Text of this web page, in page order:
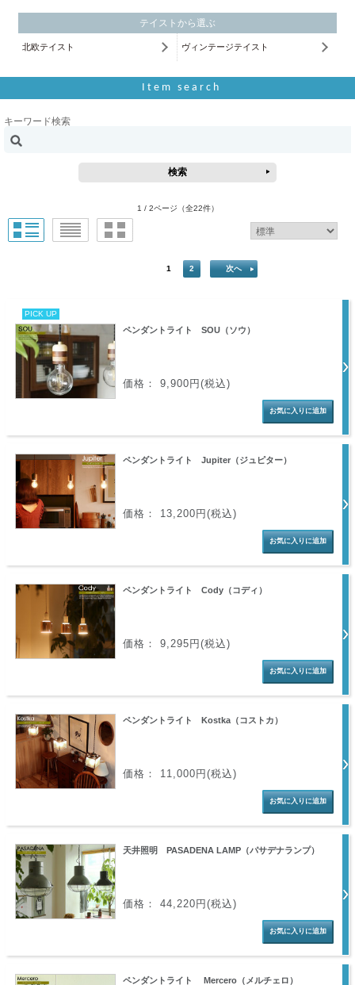
テイストから選ぶ
北欧テイスト ヴィンテージテイスト
Item search
キーワード検索
1 / 2ページ （全22件）
1 2 次へ
PICK UP
ペンダントライト SOU（ソウ）
価格： 9,900円(税込)
ペンダントライト Jupiter（ジュピター）
価格： 13,200円(税込)
ペンダントライト Cody（コディ）
価格： 9,295円(税込)
ペンダントライト Kostka（コストカ）
価格： 11,000円(税込)
天井照明 PASADENA LAMP（パサデナランプ）
価格： 44,220円(税込)
ペンダントライト Mercero（メルチェロ）